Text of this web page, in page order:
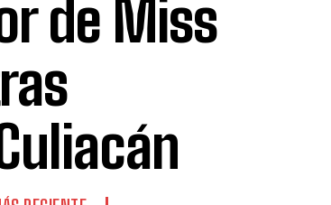
de Miss